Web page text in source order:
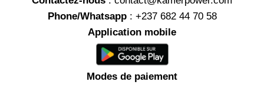
Phone/Whatsapp: +237 682 44 70 58
Application mobile
Modes de paiement